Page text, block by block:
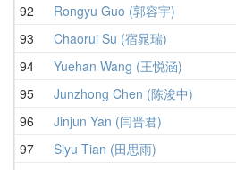
92 Rongyu Guo (郭容宇)
93 Chaorui Su (宿晁瑞)
94 Yuehan Wang (王悦涵)
95 Junzhong Chen (陈浚中)
96 Jinjun Yan (闫晋君)
97 Siyu Tian (田思雨)